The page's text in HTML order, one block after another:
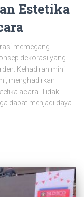
Estetika
memegang
dekorasi yang
Kehadiran mini
menghadirkan
acara. Tidak
dapat menjadi daya